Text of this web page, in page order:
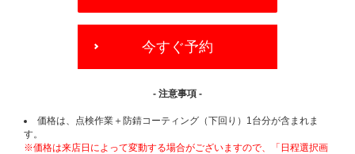
OPTIONS
今すぐ予約
- 注意事項 -
価格は、点検作業＋防錆コーティング（下回り）1台分が含まれま
す。
※価格は来店日によって変動する場合がございますので、「日程選択画